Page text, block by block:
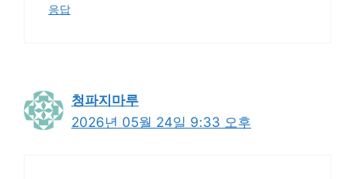
응답
청파지마루
2026년 05월 24일 9:33 오후